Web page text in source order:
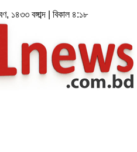
১৪৩৩ বঙ্গাব্দ | বিকাল ৪:১৮